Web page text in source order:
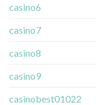
casino6
casino7
casino8
casino9
casinobest01022